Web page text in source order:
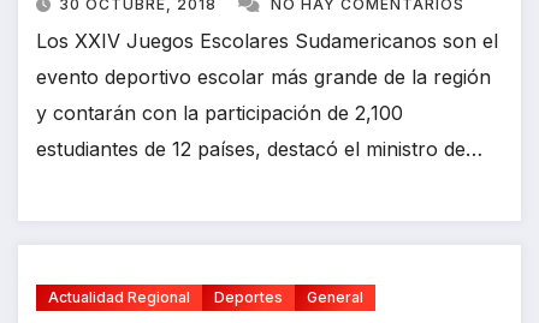
30 OCTUBRE, 2018 NO HAY COMENTARIOS
Los XXIV Juegos Escolares Sudamericanos son el
evento deportivo escolar más grande de la región
y contarán con la participación de 2,100
estudiantes de 12 países, destacó el ministro de…
Actualidad Regional Deportes General